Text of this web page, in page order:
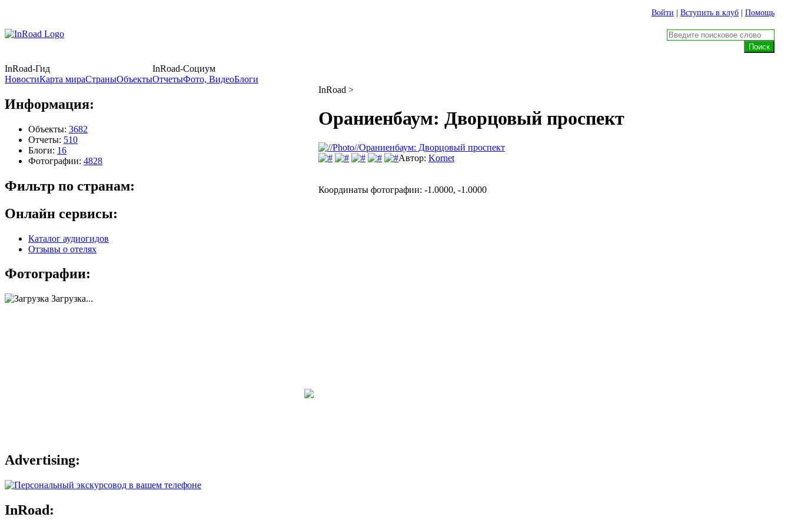
Войти | Вступить в клуб | Помощь
InRoad-Гид
InRoad-Социум
НовостиКарта мираСтраныОбъектыОтчетыФото, ВидеоБлоги
Информация:
Объекты: 3682
Отчеты: 510
Блоги: 16
Фотографии: 4828
Фильтр по странам:
Онлайн сервисы:
Каталог аудиогидов
Отзывы о отелях
Фотографии:
Загрузка...
Advertising:
InRoad:
InRoad >
Ораниенбаум: Дворцовый проспект
Автор: Kornet
Координаты фотографии: -1.0000, -1.0000